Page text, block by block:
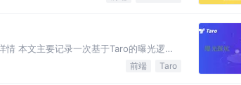
情 本文主要记录一次基于Taro的曝光逻辑
前端 Taro